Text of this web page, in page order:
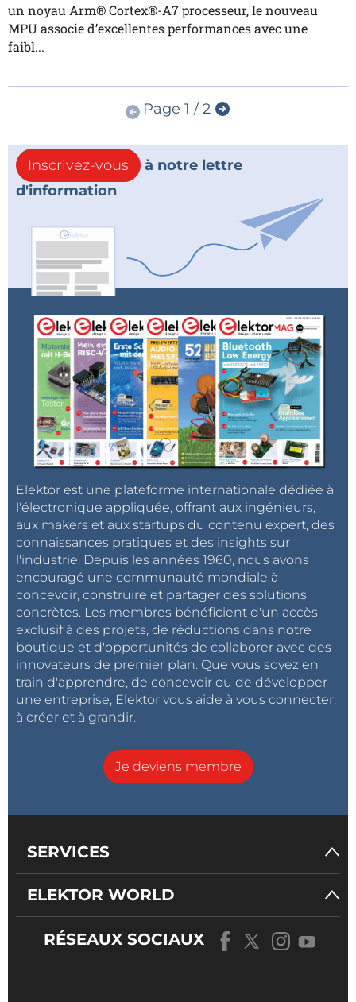
un noyau Arm® Cortex®-A7 processeur, le nouveau
MPU associe d’excellentes performances avec une
faibl...
Page 1 / 2
Inscrivez-vous
à notre lettre
d'information
Elektor est une plateforme internationale dédiée à
l'électronique appliquée, offrant aux ingénieurs,
aux makers et aux startups du contenu expert, des
connaissances pratiques et des insights sur
l'industrie. Depuis les années 1960, nous avons
encouragé une communauté mondiale à
concevoir, construire et partager des solutions
concrètes. Les membres bénéficient d'un accès
exclusif à des projets, de réductions dans notre
boutique et d'opportunités de collaborer avec des
innovateurs de premier plan. Que vous soyez en
train d'apprendre, de concevoir ou de développer
une entreprise, Elektor vous aide à vous connecter,
à créer et à grandir.
Je deviens membre
SERVICES
ELEKTOR WORLD
RÉSEAUX SOCIAUX